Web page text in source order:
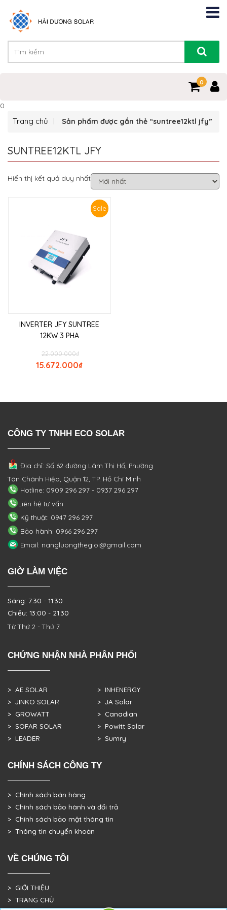
0
0
Trang chủ Sản phẩm được gắn thẻ “suntree12ktl jfy”
SUNTREE12KTL JFY
Hiển thị kết quả duy nhất
Sale
INVERTER JFY SUNTREE
12KW 3 PHA
₫
22.000.000
₫
15.672.000
CÔNG TY TNHH ECO SOLAR
Địa chỉ: Số 62 đường Lâm Thị Hố, Phường
Tân Chánh Hiệp, Quận 12, TP. Hồ Chí Minh
Hotline: 0909 296 297 - 0937 296 297
Liên hệ tư vấn
Kỹ thuật: 0947 296 297
Bảo hành: 0966 296 297
Email: nangluongthegioi@gmail.com
GIỜ LÀM VIỆC
Sáng: 7:30 - 11:30
Chiều: 13:00 - 21:30
Từ Thứ 2 - Thứ 7
CHỨNG NHẬN NHÀ PHÂN PHỐI
> AE SOLAR
> JINKO SOLAR
> GROWATT
> SOFAR SOLAR
> LEADER
> INHENERGY
> JA Solar
> Canadian
> Powitt Solar
> Sumry
CHÍNH SÁCH CÔNG TY
> Chính sách bán hàng
> Chính sách bảo hành và đổi trả
> Chính sách bảo mật thông tin
> Thông tin chuyển khoản
VỀ CHÚNG TÔI
> GIỚI THIỆU
> TRANG CHỦ